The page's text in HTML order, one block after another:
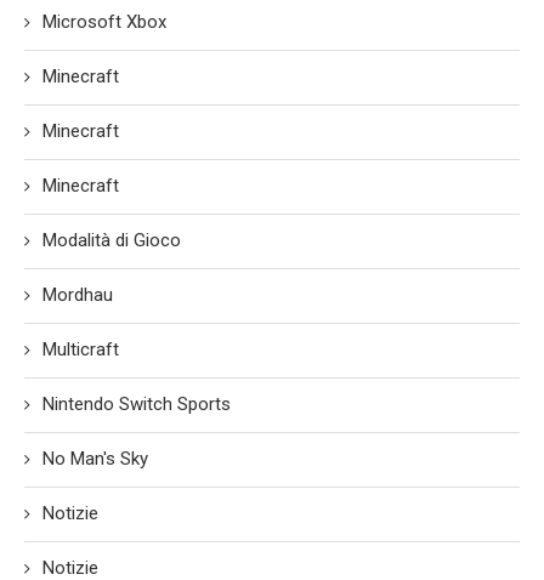
Microsoft Xbox
Minecraft
Minecraft
Minecraft
Modalità di Gioco
Mordhau
Multicraft
Nintendo Switch Sports
No Man's Sky
Notizie
Notizie